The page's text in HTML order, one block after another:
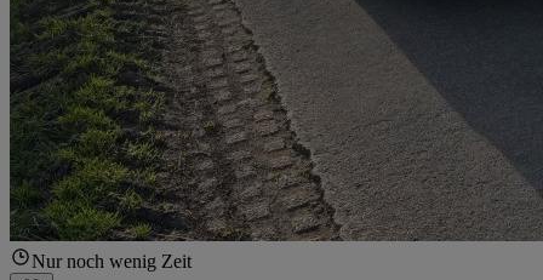
Nur noch wenig Zeit